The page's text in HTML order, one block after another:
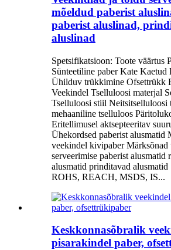
mõeldud paberist
paberist aluslinad,
aluslinad
Spetsifikatsioon: Toote väärtus
Sünteetiline paber Kate Kaetud
Ühilduv trükkimine Ofsettrükk
Veekindel Tselluloosi materjal
Tselluloosi stiil Neitsitselluloosi
mehaaniline tselluloos
Eritellimusel aktsepteeritav
Ühekordsed paberist alusmatid
veekindel kivipaber Märksõnad
serveerimise paberist alusmatid
alusmatid prinditavad alusmatid
ROHS, REACH, MSDS, IS...
Keskkonnasõbralik
pisarakindel paber,